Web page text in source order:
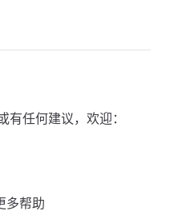
有任何建议，欢迎：
多帮助